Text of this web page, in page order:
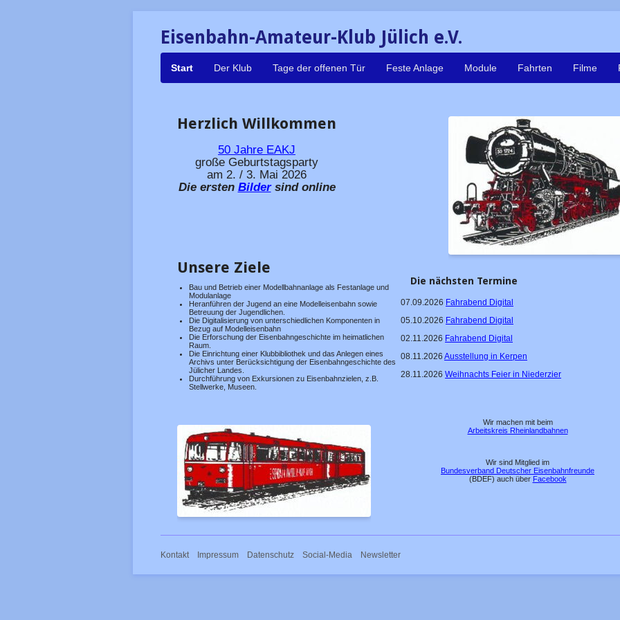
Eisenbahn-Amateur-Klub Jülich e.V.
Navigation
Start Der Klub Tage der offenen Tür Feste Anlage Module Fahrten Filme
Herzlich Willkommen
50 Jahre EAKJ
große Geburtstagsparty
am 2. / 3. Mai 2026
Die ersten Bildersind online
Unsere Ziele
Bau und Betrieb einer Modellbahnanlage als Festanlage und
Modulanlage
Heranführen der Jugend an eine Modelleisenbahn sowie
Betreuung der Jugendlichen.
Die Digitalisierung von unterschiedlichen Komponenten in
Bezug auf Modelleisenbahn
Die Erforschung der Eisenbahngeschichte im heimatlichen
Raum.
Die Einrichtung einer Klubbibliothek und das Anlegen eines
Archivs unter Berücksichtigung der Eisenbahngeschichte des
Jülicher Landes.
Durchführung von Exkursionen zu Eisenbahnzielen, z.B.
Stellwerke, Museen.
Die nächsten Termine
07.09.2026 Fahrabend Digital
05.10.2026 Fahrabend Digital
02.11.2026 Fahrabend Digital
08.11.2026 Ausstellung in Kerpen
28.11.2026 Weihnachts Feier in Niederzier
Wir machen mit beim
Arbeitskreis Rheinlandbahnen
Wir sind Mitglied im
Bundesverband Deutscher Eisenbahnfreunde
(BDEF) auch über Facebook
Navigation
Kontakt Impressum Datenschutz Social-Media
Newsletter